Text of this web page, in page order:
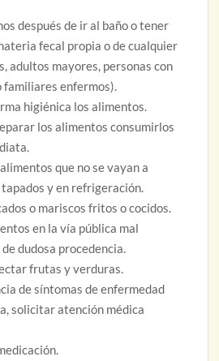
después de ir al baño o tener
fecal propia o de cualquier
adultos mayores, personas con
familiares enfermos).
higiénica los alimentos.
los alimentos consumirlos
que no se vayan a
y en refrigeración.
o mariscos fritos o cocidos.
en la vía pública mal
dudosa procedencia.
frutas y verduras.
de síntomas de enfermedad
solicitar atención médica